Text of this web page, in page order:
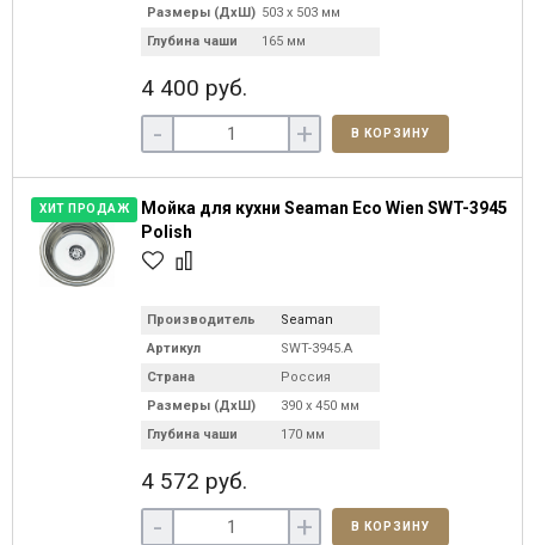
Размеры (ДхШ) 503 х 503 мм
Глубина чаши
165 мм
4 400 руб.
- + В КОРЗИНУ
ХИТ ПРОДАЖ
Мойка для кухни Seaman Eco Wien SWT-3945
Polish
Производитель
Seaman
Артикул
SWT-3945.A
Страна
Россия
Размеры (ДхШ)
390 х 450 мм
Глубина чаши
170 мм
4 572 руб.
- + В КОРЗИНУ